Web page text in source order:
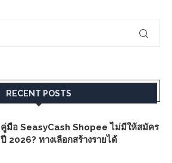
RECENT POSTS
คู่มือ SeasyCash Shopee ไม่มีให้สมัคร
ปี 2026? ทางเลือกสร้างรายได้